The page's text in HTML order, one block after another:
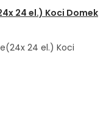
24 el.) Koci Domek
24 el.) Koci